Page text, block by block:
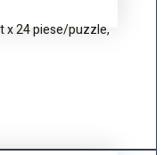
x 24 piese/puzzle,